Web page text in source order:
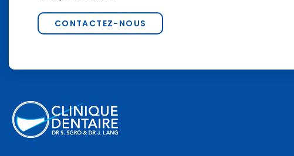
CONTACTEZ-NOUS